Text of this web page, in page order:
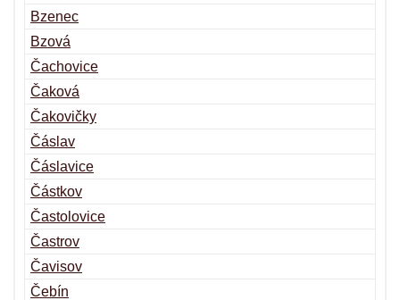
Bzenec
Bzová
Čachovice
Čaková
Čakovičky
Čáslav
Čáslavice
Částkov
Častolovice
Častrov
Čavisov
Čebín